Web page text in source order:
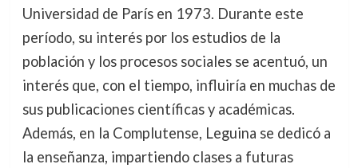
Universidad de París en 1973. Durante este
período, su interés por los estudios de la
población y los procesos sociales se acentuó, un
interés que, con el tiempo, influiría en muchas de
sus publicaciones científicas y académicas.
Además, en la Complutense, Leguina se dedicó a
la enseñanza, impartiendo clases a futuras